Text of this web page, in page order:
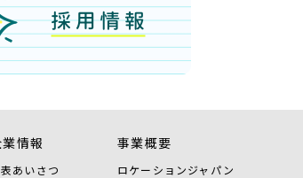
情報
あいさつ
事業概要
ロケーションジャパン